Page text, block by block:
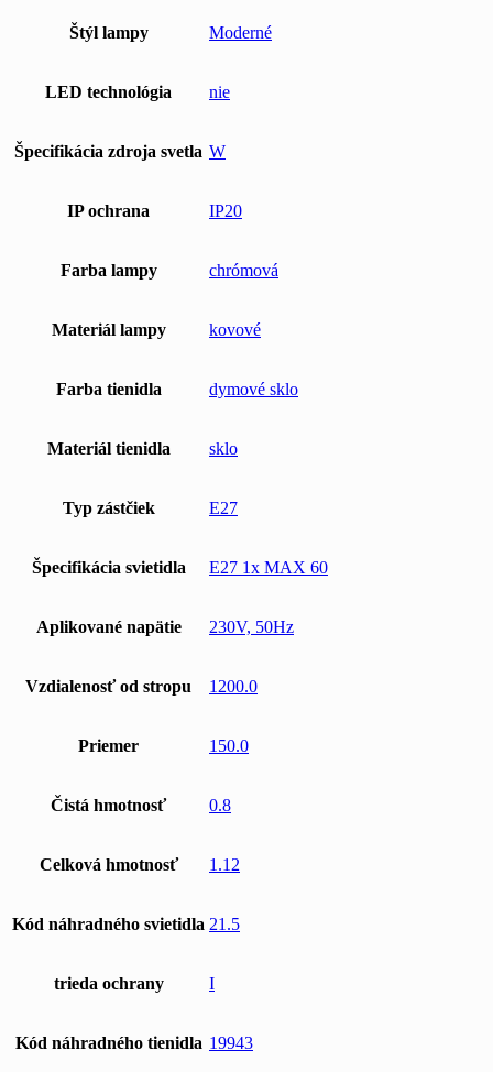
Štýl lampy Moderné
LED technológia nie
Špecifikácia zdroja svetla W
IP ochrana IP20
Farba lampy chrómová
Materiál lampy kovové
Farba tienidla dymové sklo
Materiál tienidla sklo
Typ zástčiek E27
Špecifikácia svietidla E27 1x MAX 60
Aplikované napätie 230V, 50Hz
Vzdialenosť od stropu 1200.0
Priemer 150.0
Čistá hmotnosť 0.8
Celková hmotnosť 1.12
Kód náhradného svietidla 21.5
trieda ochrany I
Kód náhradného tienidla 19943